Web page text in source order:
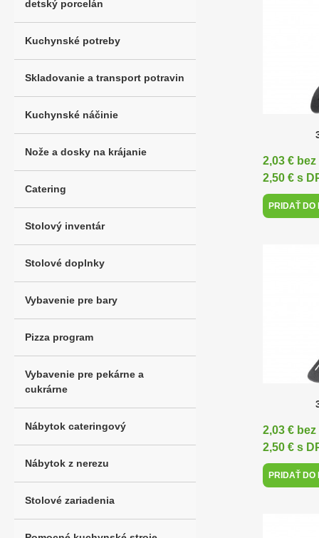
2,03 € bez
2,50 € s
PRIDAŤ DO
2,03 € bez
2,50 € s
PRIDAŤ DO
detský porcelán
Kuchynské potreby
Skladovanie a transport potravin
Kuchynské náčinie
Nože a dosky na krájanie
Catering
Stolový inventár
Stolové doplnky
Vybavenie pre bary
Pizza program
Vybavenie pre pekárne a
cukrárne
Nábytok cateringový
Nábytok z nerezu
Stolové zariadenia